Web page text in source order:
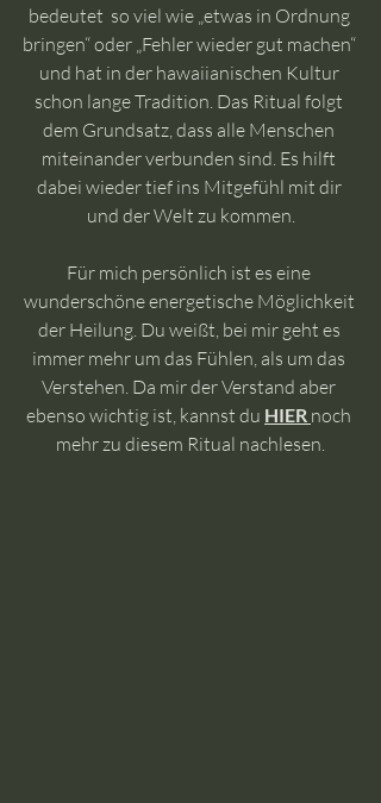
bedeutet  so viel wie „etwas in Ordnung
bringen“ oder „Fehler wieder gut machen“
und hat in der hawaiianischen Kultur
schon lange Tradition. Das Ritual folgt
dem Grundsatz, dass alle Menschen
miteinander verbunden sind. Es hilft
dabei wieder tief ins Mitgefühl mit dir
und der Welt zu kommen.
Für mich persönlich ist es eine
wunderschöne energetische Möglichkeit
der Heilung. Du weißt, bei mir geht es
immer mehr um das Fühlen, als um das
Verstehen. Da mir der Verstand aber
ebenso wichtig ist, kannst du HIER noch
mehr zu diesem Ritual nachlesen.